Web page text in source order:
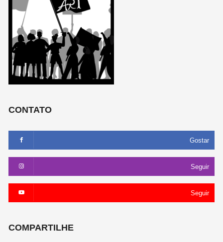
CONTATO
Gostar
Seguir
Seguir
COMPARTILHE